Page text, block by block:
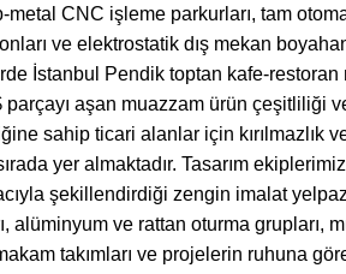
metal CNC işleme parkurları, tam
ve elektrostatik dış mekan
İstanbul Pendik toptan kafe-
parçayı aşan muazzam ürün çeşitliliği
sahip ticari alanlar için
yer almaktadır. Tasarım
şekillendirdiği zengin imalat
alüminyum ve rattan oturma grupları,
takımları ve projelerin ruhuna